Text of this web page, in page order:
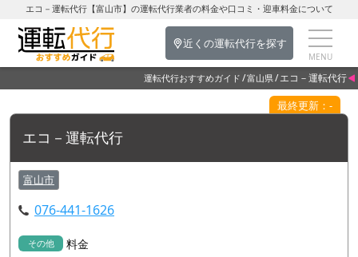
エコ－運転代行【富山市】の運転代行業者の料金や口コミ・迎車料金について
近くの運転代行を探す
運転代行おすすめガイド 富山県 エコ－運転代行
最終更新：-
エコ－運転代行
富山市
076-441-1626
その他 料金